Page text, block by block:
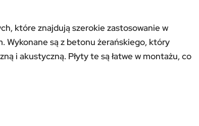
które znajdują szerokie zastosowanie w
Wykonane są z betonu żerańskiego, który
i akustyczną. Płyty te są łatwe w montażu, co